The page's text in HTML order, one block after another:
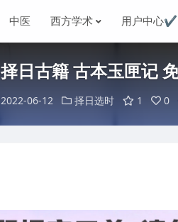
中医 西方学术 用户中心✔️
择日古籍 古本玉匣记
2022-06-12 择日选时 1 0